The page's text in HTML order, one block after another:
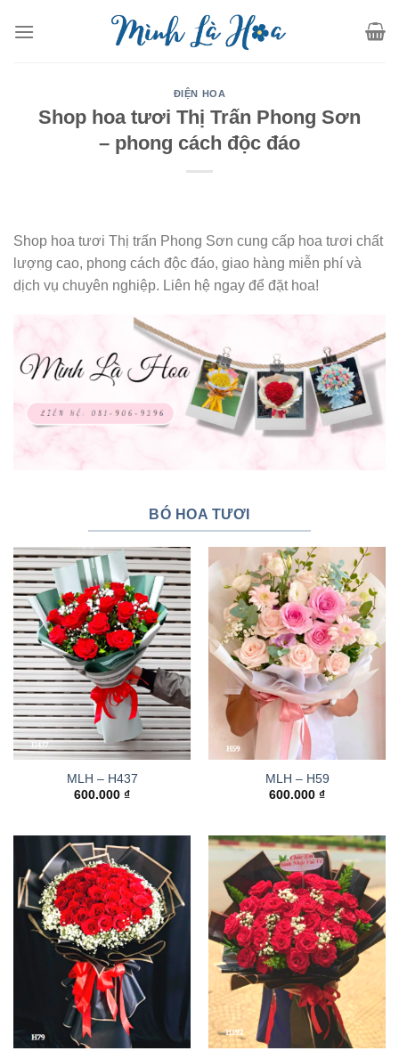
ĐIỆN HOA
Shop hoa tươi Thị Trấn Phong Sơn
– phong cách độc đáo
Shop hoa tươi Thị trấn Phong Sơn cung cấp hoa tươi chất
lượng cao, phong cách độc đáo, giao hàng miễn phí và
dịch vụ chuyên nghiệp. Liên hệ ngay để đặt hoa!
BÓ HOA TƯƠI
MLH – H437
600.000 ₫
MLH – H59
600.000 ₫